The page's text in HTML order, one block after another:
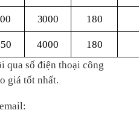
3000 180
4000
180
qua số điện thoại công
giá tốt nhất.